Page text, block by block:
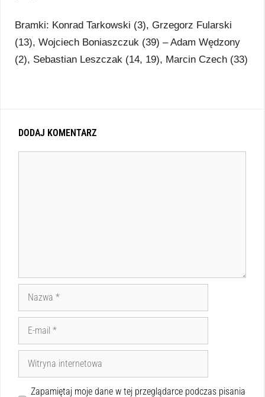
Bramki: Konrad Tarkowski (3), Grzegorz Fularski
(13), Wojciech Boniaszczuk (39) – Adam Wędzony
(2), Sebastian Leszczak (14, 19), Marcin Czech (33)
DODAJ KOMENTARZ
Zapamiętaj moje dane w tej przeglądarce podczas pisania